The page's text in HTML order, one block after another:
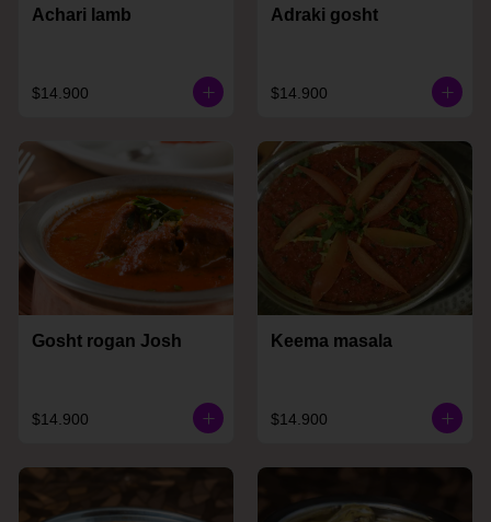
Achari lamb
$14.900
Adraki gosht
$14.900
Gosht rogan Josh
$14.900
Keema masala
$14.900